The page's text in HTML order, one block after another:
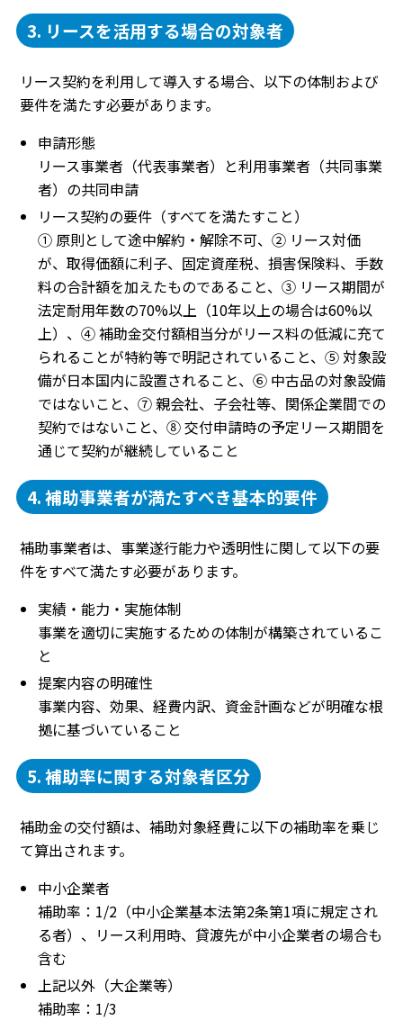
3. リースを活用する場合の対象者
リース契約を利用して導入する場合、以下の体制および
要件を満たす必要があります。
申請形態
リース事業者（代表事業者）と利用事業者（共同事業
者）の共同申請
リース契約の要件（すべてを満たすこと）
① 原則として途中解約・解除不可、② リース対価
が、取得価額に利子、固定資産税、損害保険料、手数
料の合計額を加えたものであること、③ リース期間が
法定耐用年数の70%以上（10年以上の場合は60%以
上）、④ 補助金交付額相当分がリース料の低減に充て
られることが特約等で明記されていること、⑤ 対象設
備が日本国内に設置されること、⑥ 中古品の対象設備
ではないこと、⑦ 親会社、子会社等、関係企業間での
契約ではないこと、⑧ 交付申請時の予定リース期間を
通じて契約が継続していること
4. 補助事業者が満たすべき基本的要件
補助事業者は、事業遂行能力や透明性に関して以下の要
件をすべて満たす必要があります。
実績・能力・実施体制
事業を適切に実施するための体制が構築されているこ
と
提案内容の明確性
事業内容、効果、経費内訳、資金計画などが明確な根
拠に基づいていること
5. 補助率に関する対象者区分
補助金の交付額は、補助対象経費に以下の補助率を乗じ
て算出されます。
中小企業者
補助率：1/2（中小企業基本法第2条第1項に規定され
る者）、リース利用時、貸渡先が中小企業者の場合も
含む
上記以外（大企業等）
補助率：1/3